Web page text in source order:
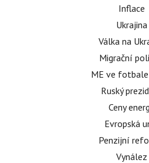
Inflace
Ukrajina
Válka na
Migrační
ME ve
Ruský
Ceny
Evropská
Penzijní
Vynález